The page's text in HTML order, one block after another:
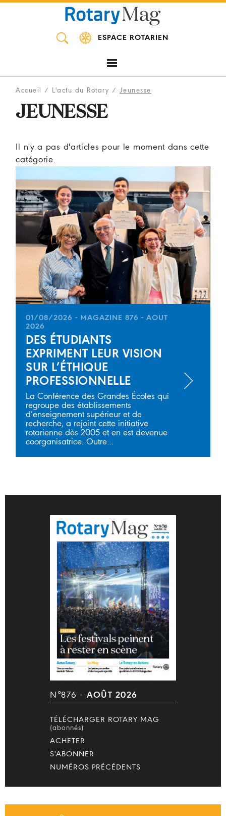
ESPACE ROTARIEN
Accueil / L'actu du Rotary / Jeunesse
JEUNESSE
Il n'y a pas d'articles pour le moment dans cette
catégorie.
01/08/2026 - MAGAZINE 876 - AOUT
2026
DES ÉTUDIANTS
EXPRIMENT LEUR VISION
SUR L’ÉTHIQUE
PROFESSIONNELLE
La Conférence des Grandes Écoles qui
regroupe des établissements
d’enseignement supérieur et de
recherche, a rejoint cette initiative
rotarienne dès 2005 et en est devenue
coorganisatrice. Outre…
N°876 - AOÛT 2026
TÉLÉCHARGER ROTARY MAG
(abonnés)
ACHETER
S'ABONNER
NUMÉROS PRÉCÉDENTS
Panneau de gestion des cookies